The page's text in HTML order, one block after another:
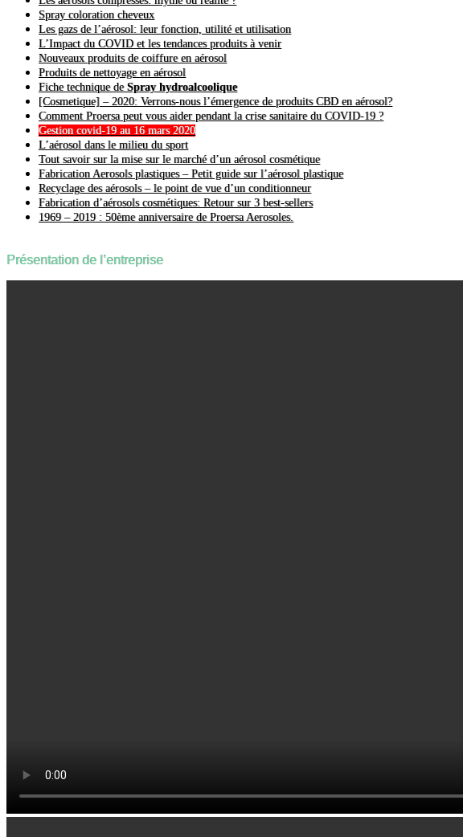
Spray coloration cheveux
Les gazs de l’aérosol: leur fonction, utilité et utilisation
L’Impact du COVID et les tendances produits à venir
Nouveaux produits de coiffure en aérosol
Produits de nettoyage en aérosol
Fiche technique de Spray hydroalcoolique
[Cosmetique] – 2020: Verrons-nous l’émergence de produits CBD en aérosol?
Comment Proersa peut vous aider pendant la crise sanitaire du COVID-19 ?
Gestion covid-19 au 16 mars 2020
L’aérosol dans le milieu du sport
Tout savoir sur la mise sur le marché d’un aérosol cosmétique
Fabrication Aerosols plastiques – Petit guide sur l’aérosol plastique
Recyclage des aérosols – le point de vue d’un conditionneur
Fabrication d’aérosols cosmétiques: Retour sur 3 best-sellers
1969 – 2019 : 50ème anniversaire de Proersa Aerosoles.
Présentation de l’entreprise